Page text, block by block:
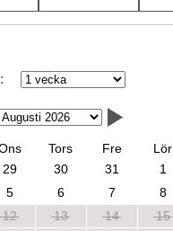
Tors Fre Lör
29 30 31 1
5 6 7 8
12 13 14 15